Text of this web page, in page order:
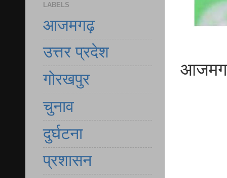
LABELS
आजमगढ़
उत्तर प्रदेश
गोरखपुर
चुनाव
दुर्घटना
प्रशासन